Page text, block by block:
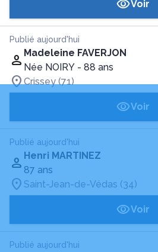
Voir
Publié aujourd'hui
Madeleine FAVERJON
Née NOIRY - 88 ans
Crissey (71)
Voir
Publié aujourd'hui
Henri MARTINEZ
87 ans
Saint-Jean-de-Védas (34)
Voir
Publié aujourd'hui